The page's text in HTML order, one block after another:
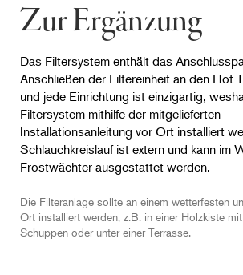
Zur Ergänzung
Das Filtersystem enthält das
Anschließen der Filtereinheit an den Hot
und jede Einrichtung ist einzigartig,
Filtersystem mithilfe der mitgelieferten
Installationsanleitung vor Ort installiert
Schlauchkreislauf ist extern und kann im
Frostwächter ausgestattet werden.
Die Filteranlage sollte an einem wetterfesten
Ort installiert werden, z.B. in einer Holzkiste
Schuppen oder unter einer Terrasse.